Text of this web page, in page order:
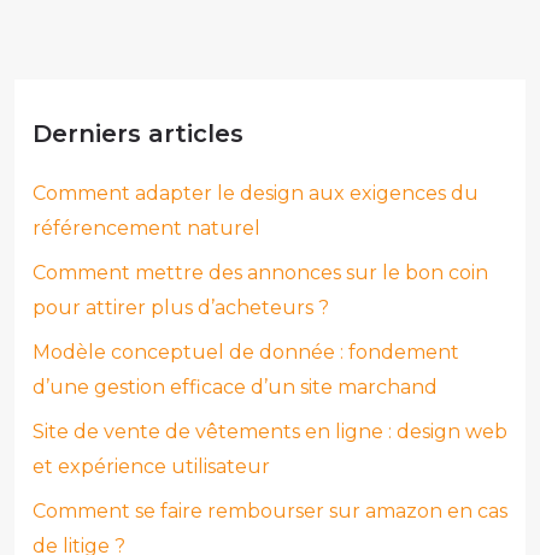
Derniers articles
Comment adapter le design aux exigences du
référencement naturel
Comment mettre des annonces sur le bon coin
pour attirer plus d’acheteurs ?
Modèle conceptuel de donnée : fondement
d’une gestion efficace d’un site marchand
Site de vente de vêtements en ligne : design web
et expérience utilisateur
Comment se faire rembourser sur amazon en cas
de litige ?